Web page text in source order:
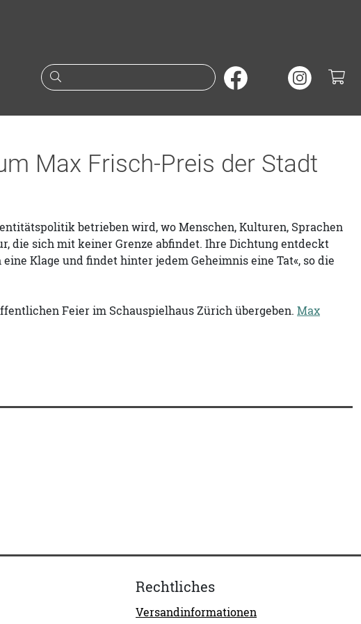
Suche nach Büchern oder
Max Frisch-Preis der Stadt
betrieben wird, wo Menschen, Kulturen, Sprachen
die sich mit keiner Grenze abfindet. Ihre Dichtung entdeckt
Klage und findet hinter jedem Geheimnis eine Tat«, so die
Feier im Schauspielhaus Zürich übergeben. Max
Rechtliches
Versandinformationen